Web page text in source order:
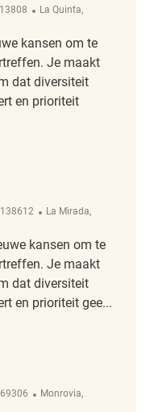
Plaats
La Quinta,
kansen om te
Je maakt
dat diversiteit
en prioriteit
Plaats
La Mirada,
kansen om te
Je maakt
dat diversiteit
en prioriteit gee...
Plaats
Monrovia,